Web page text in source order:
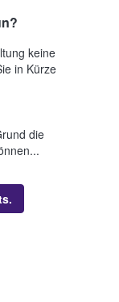
keine
in Kürze
die